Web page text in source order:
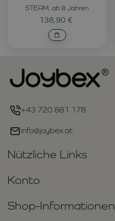
STEAM, ab 8 Jahren
138,90 €
+43 720 881 178
info@joybex.at
Nützliche Links
Konto
Shop-Informationen